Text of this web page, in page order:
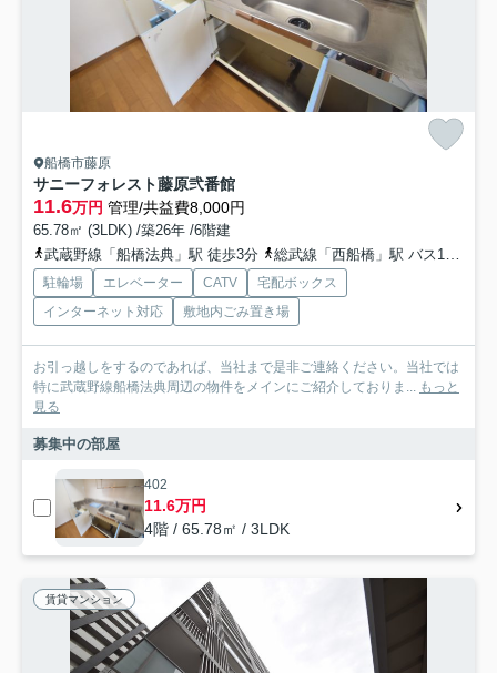
船橋市藤原
サニーフォレスト藤原弐番館
11.6万円 管理/共益費8,000円
65.78㎡ (3LDK) /築26年 /6階建
武蔵野線「船橋法典」駅 徒歩3分
総武線「西船橋」駅 バス17分 「船橋法典駅」 停歩1分
駐輪場 エレベーター CATV
宅配ボックス
インターネット対応
敷地内ごみ置き場
お引っ越しをするのであれば、当社まで是非ご連絡ください。当社では
特に武蔵野線船橋法典周辺の物件をメインにご紹介しておりま... もっと
見る
募集中の部屋
402
11.6万円
4階 / 65.78㎡ / 3LDK
賃貸マンション